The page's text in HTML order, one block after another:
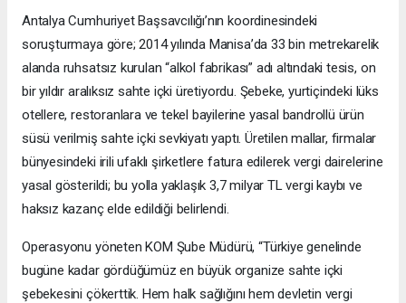
Antalya Cumhuriyet Başsavcılığı’nın koordinesindeki
soruşturmaya göre; 2014 yılında Manisa’da 33 bin metrekarelik
alanda ruhsatsız kurulan “alkol fabrikası” adı altındaki tesis, on
bir yıldır aralıksız sahte içki üretiyordu. Şebeke, yurtiçindeki lüks
otellere, restoranlara ve tekel bayilerine yasal bandrollü ürün
süsü verilmiş sahte içki sevkiyatı yaptı. Üretilen mallar, firmalar
bünyesindeki irili ufaklı şirketlere fatura edilerek vergi dairelerine
yasal gösterildi; bu yolla yaklaşık 3,7 milyar TL vergi kaybı ve
haksız kazanç elde edildiği belirlendi.
Operasyonu yöneten KOM Şube Müdürü, “Türkiye genelinde
bugüne kadar gördüğümüz en büyük organize sahte içki
şebekesini çökerttik. Hem halk sağlığını hem devletin vergi